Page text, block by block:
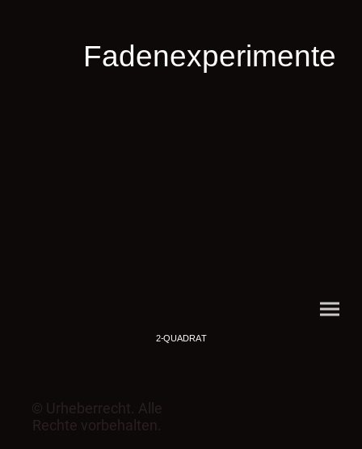
Fadenexperimente
2-QUADRAT
© Urheberrecht. Alle
Rechte vorbehalten.